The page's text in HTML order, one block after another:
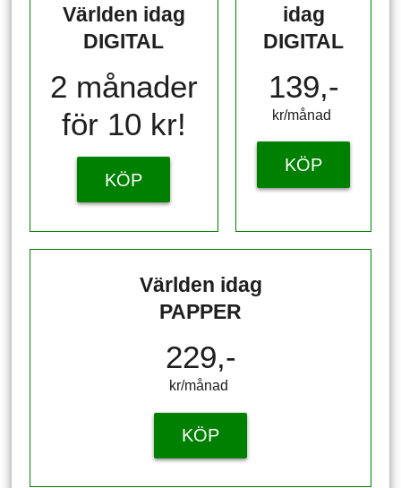
Världen idag
DIGITAL
2 månader
för 10 kr!
KÖP
idag
DIGITAL
139,-
kr/månad ​​​​​​
KÖP
Världen idag
PAPPER
229,-
kr/månad ​​​​​​
KÖP